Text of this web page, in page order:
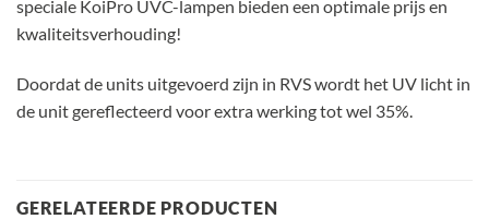
speciale KoiPro UVC-lampen bieden een optimale prijs en
kwaliteitsverhouding!
Doordat de units uitgevoerd zijn in RVS wordt het UV licht in
de unit gereflecteerd voor extra werking tot wel 35%.
GERELATEERDE PRODUCTEN